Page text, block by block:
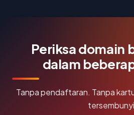
Periksa domain
dalam
Tanpa pendaftaran. Tanpa